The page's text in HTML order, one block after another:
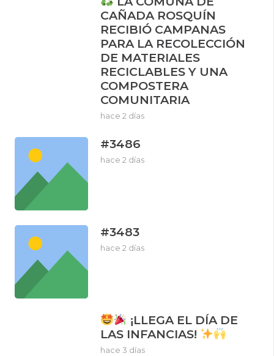
CAÑADA ROSQUÍN
RECIBIÓ CAMPANAS
PARA LA RECOLECCIÓN
DE MATERIALES
RECICLABLES Y UNA
COMPOSTERA
COMUNITARIA
hace 2 días
#3486
hace 2 días
#3483
hace 2 días
¡LLEGA EL DÍA DE
LAS INFANCIAS!
hace 3 días